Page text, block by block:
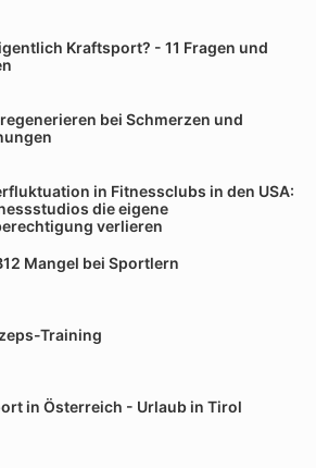
Kraftsport? - 11 Fragen und
bei Schmerzen und
in Fitnessclubs in den USA:
die eigene
verlieren
Mangel bei Sportlern
Training
in Österreich - Urlaub in Tirol